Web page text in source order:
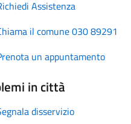
Assistenza
il comune 030 89291
un appuntamento
in città
disservizio